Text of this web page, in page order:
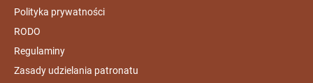
Polityka prywatności
RODO
Regulaminy
Zasady udzielania patronatu